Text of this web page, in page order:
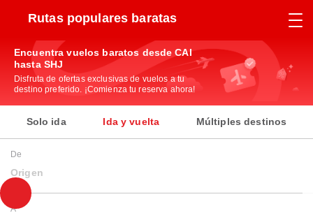
Rutas populares baratas
Encuentra vuelos baratos desde CAI
hasta SHJ
Disfruta de ofertas exclusivas de vuelos a tu
destino preferido. ¡Comienza tu reserva ahora!
Solo ida Ida y vuelta Múltiples destinos
De
Origen
A